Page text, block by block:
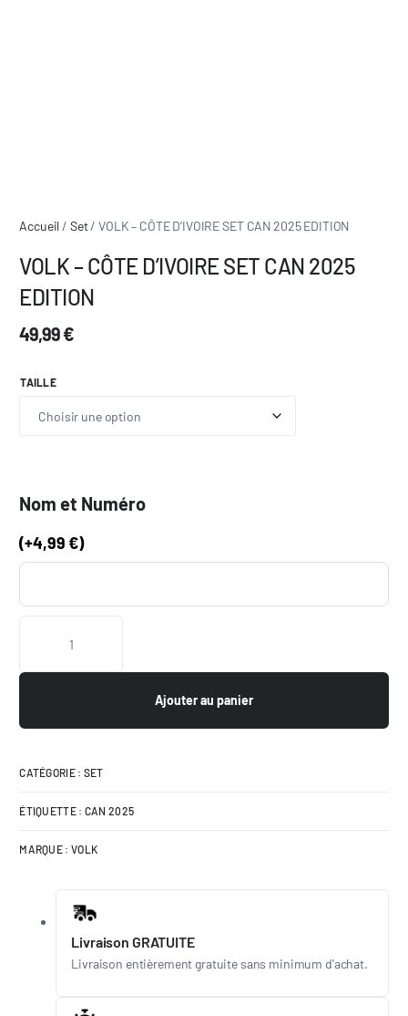
Accueil / Set/ VOLK – CÔTE D’IVOIRE SET CAN 2025 EDITION
VOLK – CÔTE D’IVOIRE SET CAN 2025
EDITION
49,99€
TAILLE
Nom et Numéro
(+4,99€)
Ajouter au panier
CATÉGORIE : SET
ÉTIQUETTE : CAN 2025
MARQUE : VOLK
Livraison GRATUITE
Livraison entièrement gratuite sans minimum d'achat.